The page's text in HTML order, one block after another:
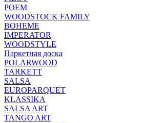
POEM
WOODSTOCK FAMILY
BOHEME
IMPERATOR
WOODSTYLE
Паркетная доска
POLARWOOD
TARKETT
SALSA
EUROPARQUET
KLASSIKA
SALSA ART
TANGO ART